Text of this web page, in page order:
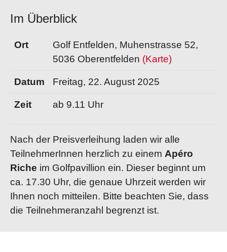
Im Überblick
Ort
Golf Entfelden, Muhenstrasse 52,
5036 Oberentfelden (Karte)
Datum Freitag, 22. August 2025
Zeit ab 9.11 Uhr
Nach der Preisverleihung laden wir alle
TeilnehmerInnen herzlich zu einem Apéro
Riche im Golfpavillion ein. Dieser beginnt um
ca. 17.30 Uhr, die genaue Uhrzeit werden wir
Ihnen noch mitteilen. Bitte beachten Sie, dass
die Teilnehmeranzahl begrenzt ist.